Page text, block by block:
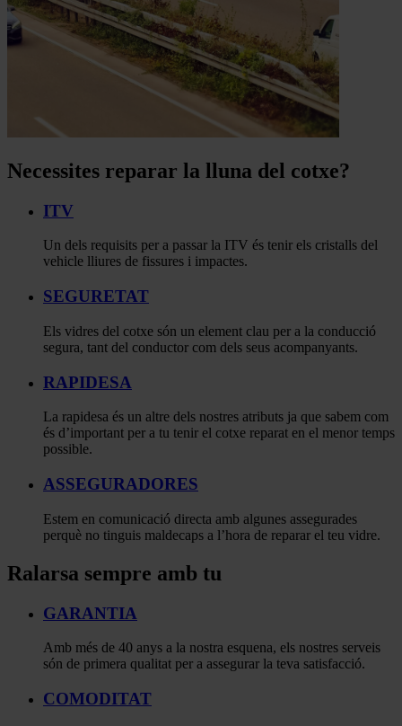
Necessites reparar la lluna del cotxe?
ITV
Un dels requisits per a passar la ITV és tenir els cristalls del
vehicle lliures de fissures i impactes.
SEGURETAT
Els vidres del cotxe són un element clau per a la conducció
segura, tant del conductor com dels seus acompanyants.
RAPIDESA
La rapidesa és un altre dels nostres atributs ja que sabem com
és d’important per a tu tenir el cotxe reparat en el menor temps
possible.
ASSEGURADORES
Estem en comunicació directa amb algunes assegurades
perquè no tinguis maldecaps a l’hora de reparar el teu vidre.
Ralarsa sempre amb tu
GARANTIA
Amb més de 40 anys a la nostra esquena, els nostres serveis
són de primera qualitat per a assegurar la teva satisfacció.
COMODITAT